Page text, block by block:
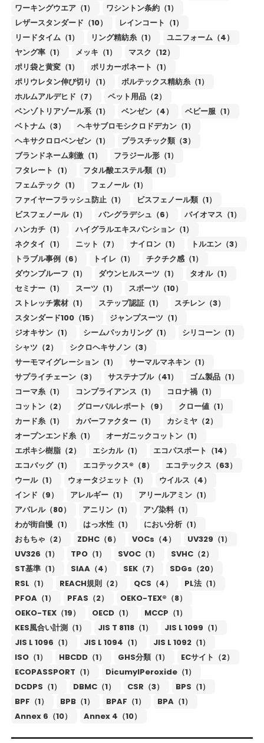
ワーキングウエア（1）
ワシントン条約（1）
レザースタンダード（10）
レインコート（1）
リードタイム（1）
リング精紡糸（1）
ユニフォーム（4）
ヤング率（1）
メッキ（1）
マスク（12）
ポリ袋と黄変（1）
ポリカーボネート（1）
ポリウレタン伸び切り（1）
ボルテックス精紡糸（1）
ホルムアルデヒド（7）
ペット用品（2）
ベンゾトリアゾール系（1）
ベンゼン（4）
ベビー服（1）
ベトナム（3）
ヘキサブロモシクロドデカン（1）
ヘキサクロロベンゼン（1）
プラスチック類（3）
ブランドネーム刺激（1）
フラジール形（1）
フタレート（1）
フタル酸エステル類（1）
フェムテック（1）
フェノール（1）
ファイヤーフラッシュ防止（1）
ビスフェノール類（1）
ビスフェノール（1）
バングラデシュ（6）
バイオマス（1）
ハンカチ（1）
ハイグラルエキスパンション（1）
ネクタイ（1）
ニット（7） ナイロン（1）
トルエン（3）
トラブル事例（6）
トイレ（1）
チクチク感（1）
ダウンプルーフ（1）
ダウンヒルスーツ（1）
タオル（1）
セミナー（1）
スーツ（1）
スポーツ（10）
ストレッチ素材（1）
ステップ認証（1）
スチレン（3）
スタンダード100（15）
ジャンプスーツ（1）
ジオキサン（1）
シームパッカリング（1）
シリコーン（1）
シャツ（2）
シクロヘキサノン（3）
サーモマイグレーション（1）
サーマルマネキン（1）
サプライチェーン（3）
サステナブル（41）
ゴム製品（1）
コーマ糸（1）
コンプライアンス（1）
コロナ禍（1）
コットン（2）
グローバルレポート（9）
クロー値（1）
カード糸（1）
カバーファクター（1）
カシミヤ（2）
オープンエンド糸（1）
オーガニックコットン（1）
エポキシ樹脂（2）
エシカル（1）
エコパスポート（14）
エコバッグ（1）
エコテックス®（8）
エコテックス（63）
ウール（1）
ウォータジェット（1）
ウイルス（4）
インド（9）
アレルギー（1）
アリールアミン（1）
アパレル（80）
アニリン（1）
アゾ染料（1）
わが街自慢（1）
はっ水性（1）
におい分析（1）
おもちゃ（2）
ZDHC（6） VOCs（4）
UV329（1）
UV326（1）
TPO（1） SVOC（1）
SVHC（2）
ST基準（1）
SIAA（4） SEK（7）
SDGs（20）
RSL（1）
REACH規則（2） QCS（4）
PL法（1）
PFOA（1）
PFAS（2）
OEKO-TEX®（8）
OEKO-TEX（19）
OECD（1）
MCCP（1）
KES風合い計測（1）
JIS T 8118（1）
JIS L 1099（1）
JIS L 1096（1）
JIS L 1094（1）
JIS L 1092（1）
ISO（1）
HBCDD（1） GHS分類（1）
ECサイト（2）
ECOPASSPORT（1）
DicumylPeroxide（1）
DCDPS（1）
DBMC（1） CSR（3）
BPS（1）
BPF（1）
BPB（1） BPAF（1）
BPA（1）
Annex 6（10）
Annex 4（10）